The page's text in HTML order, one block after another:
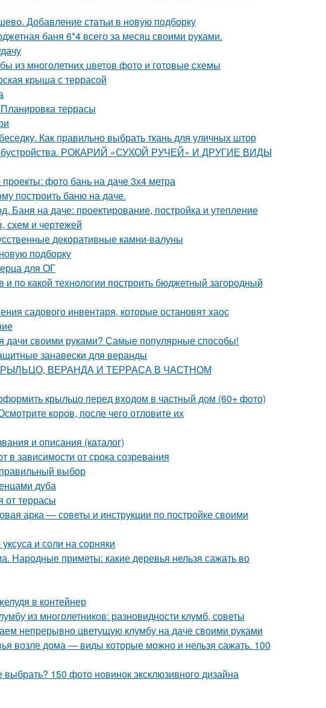
Добавление статьи в новую подборку
баня 6*4 всего за месяц своими руками.
из многолетних цветов фото и готовые схемы
крыша с террасой
террасы
Как правильно выбрать ткань для уличных штор
обустройства. РОКАРИЙ «СУХОЙ РУЧЕЙ» И ДРУГИЕ ВИДЫ
фото бань на даче 3х4 метра
построить баню на даче.
Баня на даче: проектирование, постройка и утепление
схем и чертежей
декоративные камни-валуны
подборку
для ОГ
по какой технологии построить бюджетный загородный
садового инвентаря, которые остановят хаос
дачи своими руками? Самые популярные способы!
занавески для веранды
ВЕРАНДА И ТЕРРАСА В ЧАСТНОМ
крыльцо перед входом в частный дом (60+ фото)
коров, после чего отловите их
и описания (каталог)
в зависимости от срока созревания
выбор
дуба
от террасы
арка — советы и инструкции по постройке своими
и соли на сорняки
Народные приметы: какие деревья нельзя сажать во
в контейнер
из многолетников: разновидности клумб, советы
непрерывно цветущую клумбу на даче своими руками
возле дома — виды которые можно и нельзя сажать. 100
150 фото новинок эксклюзивного дизайна